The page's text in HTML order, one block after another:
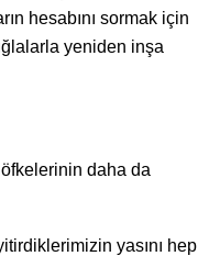
hesabını sormak için
yeniden inşa
öfkelerinin daha da
yasını hep